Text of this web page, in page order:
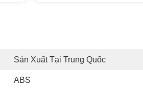
Sản Xuất Tại Trung Quốc
ABS